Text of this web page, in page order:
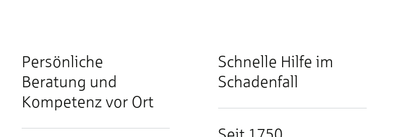
Persönliche
Beratung und
Kompetenz vor Ort
Schnelle Hilfe im
Schadenfall